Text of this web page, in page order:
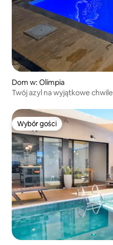
Dom w: Olímpia
Twój azyl na wyjątkowe chwile
Wybór gości
Wybór gości